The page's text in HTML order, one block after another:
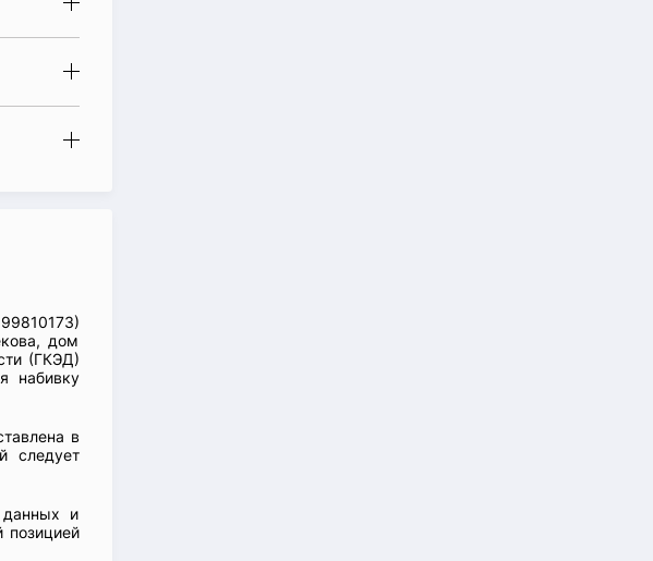
дом
(ГКЭД)
набивку
в
следует
данных и
позицией